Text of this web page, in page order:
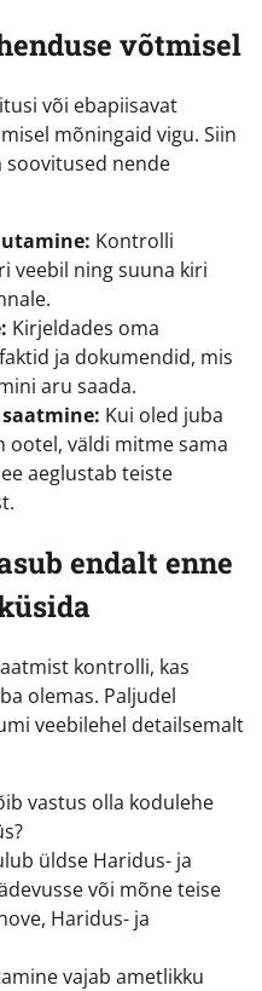
võtmisel
või ebapiisavat
mõningaid vigu. Siin
soovitused nende
Kontrolli
veebil ning suuna kiri
Kirjeldades oma
ja dokumendid, mis
aru saada.
Kui oled juba
ootel, väldi mitme sama
aeglustab teiste
endalt enne
kontrolli, kas
olemas. Paljudel
veebilehel detailsemalt
vastus olla kodulehe
üldse Haridus- ja
või mõne teise
Haridus- ja
vajab ametlikku